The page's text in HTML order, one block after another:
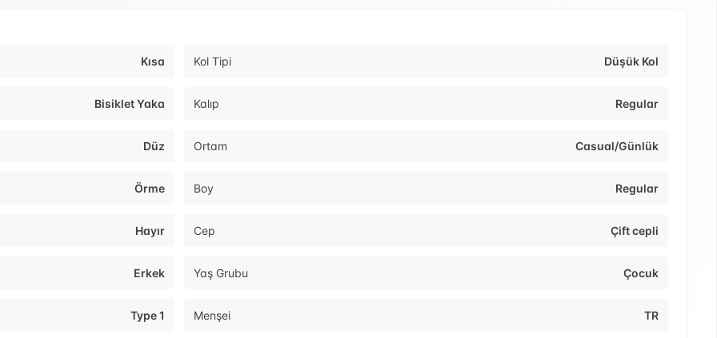
Kısa Kol Tipi Düşük Kol
Bisiklet Yaka Kalıp Regular
Düz Ortam Casual/Günlük
Örme Boy Regular
Hayır Cep Çift cepli
Erkek Yaş Grubu Çocuk
Type 1 Menşei TR